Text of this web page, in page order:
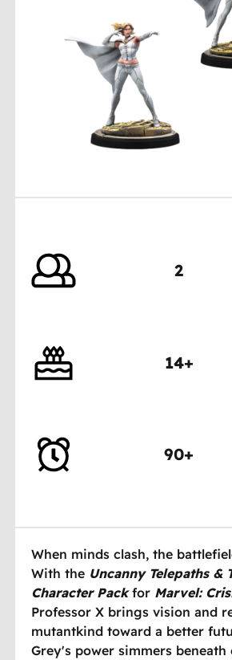
2
14+
90+
When minds clash, the
With the Uncanny Telepaths &
Character Packfor Marvel:
Professor X brings vision and
mutantkind toward a better
Grey's power simmers beneath